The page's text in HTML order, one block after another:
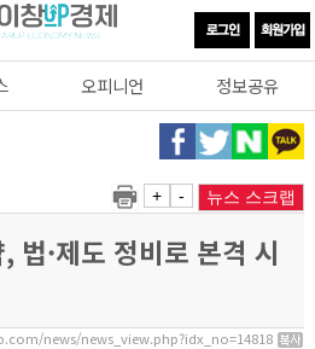
오피니언 정보공유
+ - 뉴스 스크랩
법·제도 정비로 본격 시
news/news_view.php?idx_no=14818